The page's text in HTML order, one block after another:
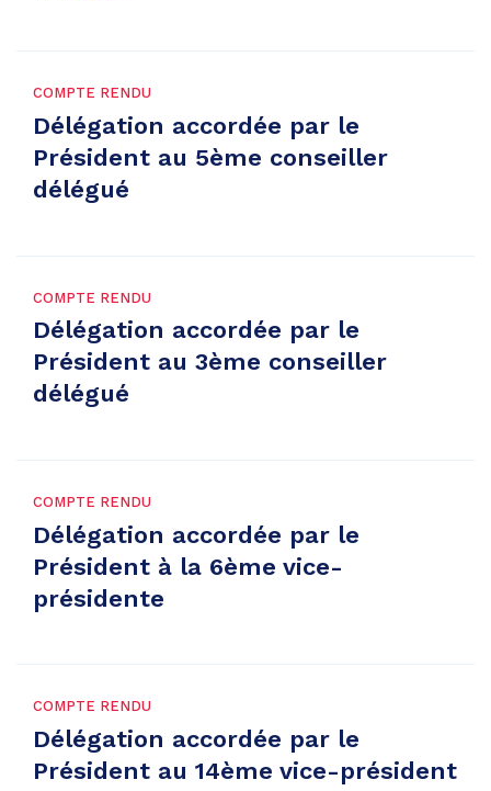
COMPTE RENDU
Délégation accordée par le
Président au 5ème conseiller
délégué
COMPTE RENDU
Délégation accordée par le
Président au 3ème conseiller
délégué
COMPTE RENDU
Délégation accordée par le
Président à la 6ème vice-
présidente
COMPTE RENDU
Délégation accordée par le
Président au 14ème vice-président